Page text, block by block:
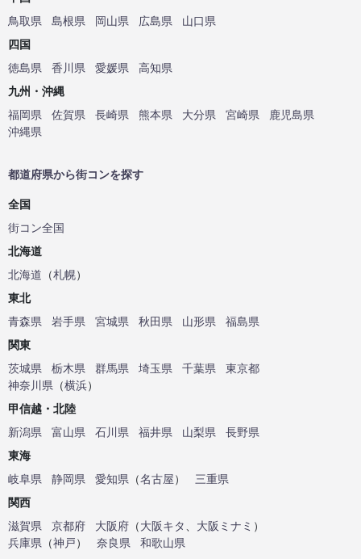
鳥取県
島根県 岡山県 広島県
山口県
四国
徳島県
香川県 愛媛県
高知県
九州・沖縄
福岡県
佐賀県 長崎県 熊本県 大分県 宮崎県
鹿児島県
沖縄県
都道府県から街コンを探す
全国
街コン全国
北海道
北海道 （札幌）
東北
青森県
岩手県 宮城県 秋田県 山形県
福島県
関東
茨城県
栃木県 群馬県 埼玉県 千葉県
東京都
神奈川県 （横浜）
甲信越・北陸
新潟県
富山県 石川県 福井県 山梨県
長野県
東海
岐阜県
静岡県 愛知県 （名古屋）
三重県
関西
滋賀県
京都府 大阪府 （大阪キタ 大阪ミナミ ）
兵庫県 （神戸） 奈良県 和歌山県